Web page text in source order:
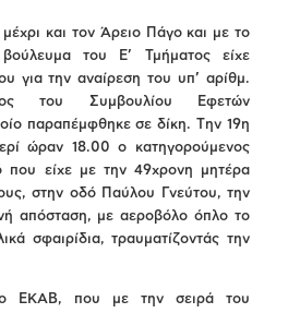
και τον Άρειο Πάγο και με το
του Ε’ Τμήματος είχε
για την αναίρεση του υπ’ αρίθμ.
του Συμβουλίου Εφετών
παραπέμφθηκε σε δίκη. Tην 19η
ώραν 18.00 ο κατηγορούμενος
που είχε με την 49χρονη μητέρα
στην οδό Παύλου Γνεύτου, την
απόσταση, με αεροβόλο όπλο το
σφαιρίδια, τραυματίζοντάς την
ΕΚΑΒ, που με την σειρά του